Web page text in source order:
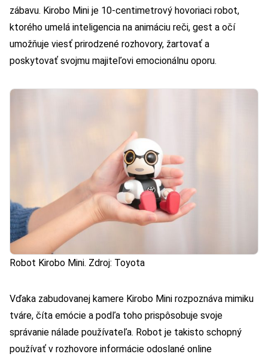
zábavu. Kirobo Mini je 10-centimetrový hovoriaci robot,
ktorého umelá inteligencia na animáciu reči, gest a očí
umožňuje viesť prirodzené rozhovory, žartovať a
poskytovať svojmu majiteľovi emocionálnu oporu.
Robot Kirobo Mini. Zdroj: Toyota
Vďaka zabudovanej kamere Kirobo Mini rozpoznáva mimiku
tváre, číta emócie a podľa toho prispôsobuje svoje
správanie nálade používateľa. Robot je takisto schopný
používať v rozhovore informácie odoslané online